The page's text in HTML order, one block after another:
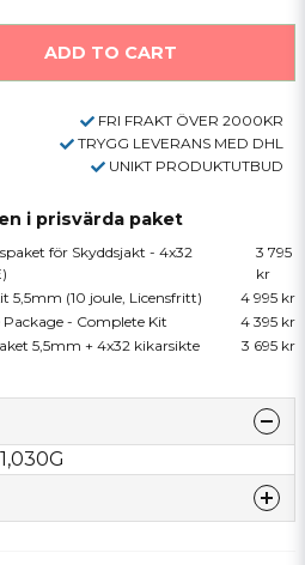
ADD TO CART
FRI FRAKT ÖVER 2000KR
TRYGG LEVERANS MED DHL
UNIKT PRODUKTUTBUD
i prisvärda paket
för Skyddsjakt - 4x32
3 795
kr
5,5mm (10 joule, Licensfritt)
4 995 kr
Package - Complete Kit
4 395 kr
5,5mm + 4x32 kikarsikte
3 695 kr